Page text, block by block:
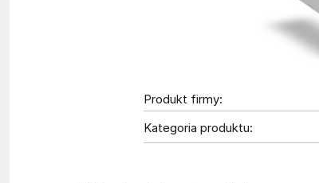
Produkt firmy:
Kategoria produktu: